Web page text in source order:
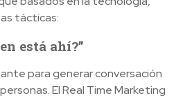
tácticas:
está ahí?”
para generar conversación
El Real Time Marketing